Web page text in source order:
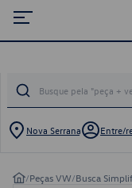
Nova Serrana Entre/
/Peças VW/Busca